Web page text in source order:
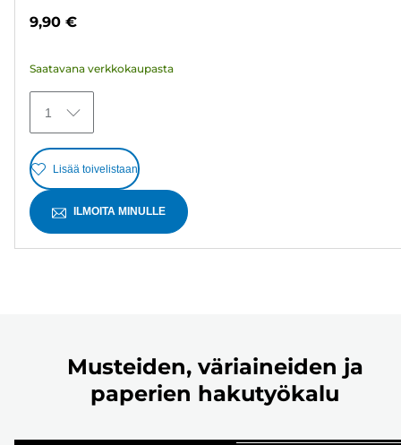
25
9,90 €
Saatavana verkkokaupasta
1
Lisää toivelistaan
ILMOITA MINULLE
Musteiden, väriaineiden ja
paperien hakutyökalu